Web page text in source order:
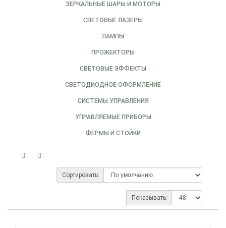
ЗЕРКАЛЬНЫЕ ШАРЫ И МОТОРЫ
СВЕТОВЫЕ ЛАЗЕРЫ
ЛАМПЫ
ПРОЖЕКТОРЫ
СВЕТОВЫЕ ЭФФЕКТЫ
СВЕТОДИОДНОЕ ОФОРМЛЕНИЕ
СИСТЕМЫ УПРАВЛЕНИЯ
УПРАВЛЯЕМЫЕ ПРИБОРЫ
ФЕРМЫ И СТОЙКИ
Сортировать:
Показывать: